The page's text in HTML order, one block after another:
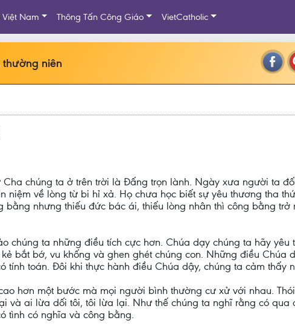
Nam Thông Tấn Công Giáo VietCatholic
thường niên
Cha chúng ta ở trên trời là Đấng trọn lành. Ngày xưa người ta
niệm về lòng từ bi hỉ xả. Họ chưa học biết sự yêu thương tha
nhưng thiếu đức bác ái, thiếu lòng nhân thì công bằng
chúng ta những điều tích cực hơn. Chúa dạy chúng ta hãy
bắt bớ, vu khống và ghen ghét chúng con. Những điều Chúa
tính toán. Đôi khi thực hành điều Chúa dậy, chúng ta cảm thấy
hơn một bước mà mọi người bình thường cư xử với nhau.
và ai lừa dối tôi, tôi lừa lại. Như thế chúng ta nghĩ rằng có
tình có nghĩa và công bằng.